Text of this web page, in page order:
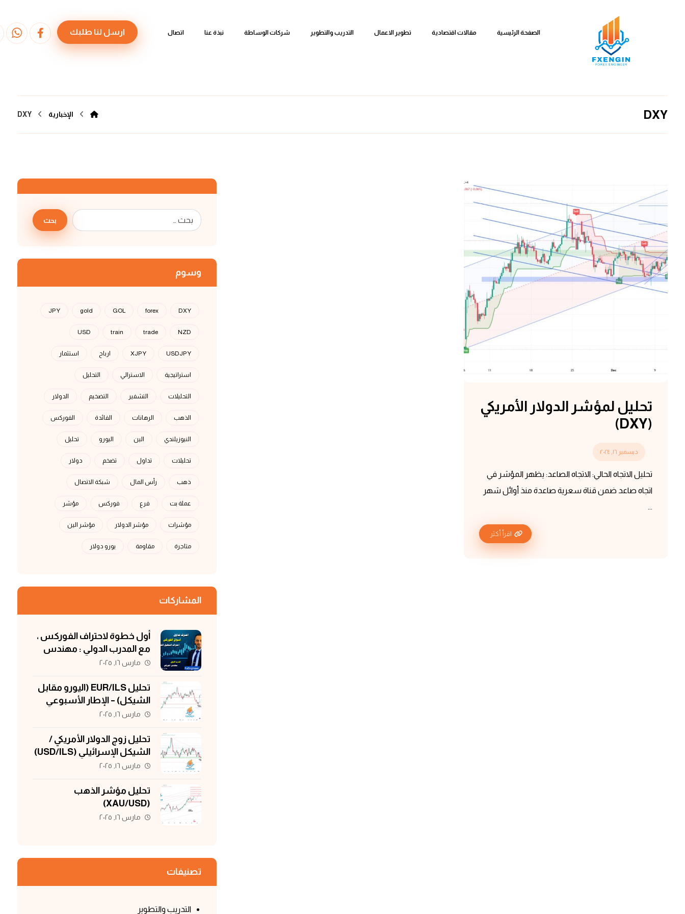
الصفحة الرئيسية مقالات اقتصادية تطوير الاعمال التدريب والتطوير شركات الوساطة نبذة عنا اتصال ارسل لنا طلبك
DXY الإخبارية DXY
تحليل لمؤشر الدولار الأمريكي
(DXY)
ديسمبر ١٦, ٢٠٢٤
تحليل الاتجاه الحالي: الاتجاه الصاعد: يظهر المؤشر في
اتجاه صاعد ضمن قناة سعرية صاعدة منذ أوائل شهر
...
اقرأ أكثر
بحث
وسوم
DXY
forex
GOL
gold
JPY
NZD
trade
train
USD
USDJPY
XJPY ارباح استثمار
استراتيجية الاسترالي التحليل
التحليلات التشفير التضخيم الدولار
الذهب الرهانات الفائدة الفوركس
النيوزيلندي الين اليورو تحليل
تحليلات تداول تضخم دولار
ذهب رأس المال شبكة الاتصال
عملة بت فرع فوركس مؤشر
مؤشرات مؤشر الدولار مؤشر الين
متاجرة مقاومة يورو دولار
المشاركات
أول خطوة لاحتراف الفوركس ،
مع المدرب الدولي : مهندس
الفوركس
مارس ١٦, ٢٠٢٥
تحليل EUR/ILS (اليورو مقابل
الشيكل) – الإطار الأسبوعي
مارس ١٦, ٢٠٢٥
تحليل زوج الدولار الأمريكي /
الشيكل الإسرائيلي (USD/ILS)
مارس ١٦, ٢٠٢٥
تحليل مؤشر الذهب
(XAU/USD)
مارس ١٦, ٢٠٢٥
تصنيفات
التدريب والتطوير